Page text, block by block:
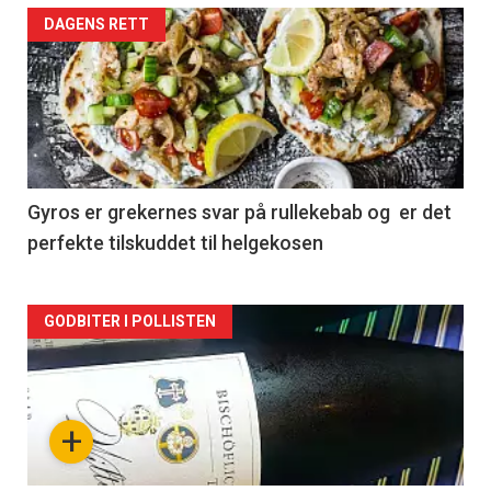
Forsiden
akkurat
nå
-
2
DAGENS RETT
Gyros er grekernes svar på rullekebab og er det
perfekte tilskuddet til helgekosen
Forsiden
akkurat
nå+
GODBITER I POLLISTEN